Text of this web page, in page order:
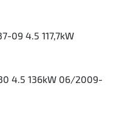
09 4.5 117,7kW
4.5 136kW 06/2009-